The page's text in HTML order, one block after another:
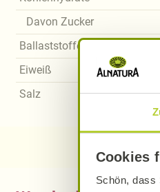
Cookies
Schön, dass
Davon Zucker
Ballaststoffe
Eiweiß
Salz